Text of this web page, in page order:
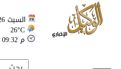
السبت 2026-08-08
26°C
09:32 م